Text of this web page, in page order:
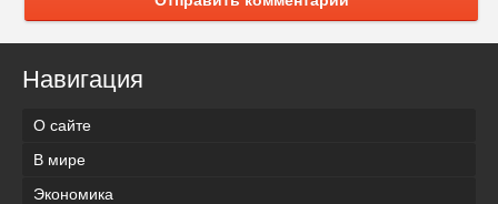
Навигация
О сайте
В мире
Экономика